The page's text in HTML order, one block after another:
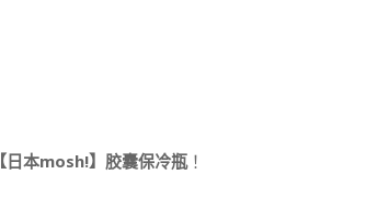
【日本mosh!】胶囊保冷瓶！